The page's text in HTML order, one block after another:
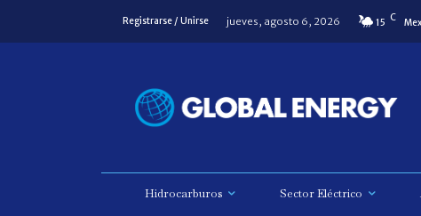
Registrarse / Unirse jueves, agosto 6, 2026 15 C
Hidrocarburos Sector Eléctrico